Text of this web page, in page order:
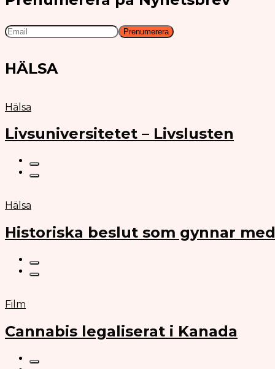
HÄLSA
Hälsa
Livsuniversitetet – Livslusten
Hälsa
Historiska beslut som gynnar
Film
Cannabis legaliserat i Kanada